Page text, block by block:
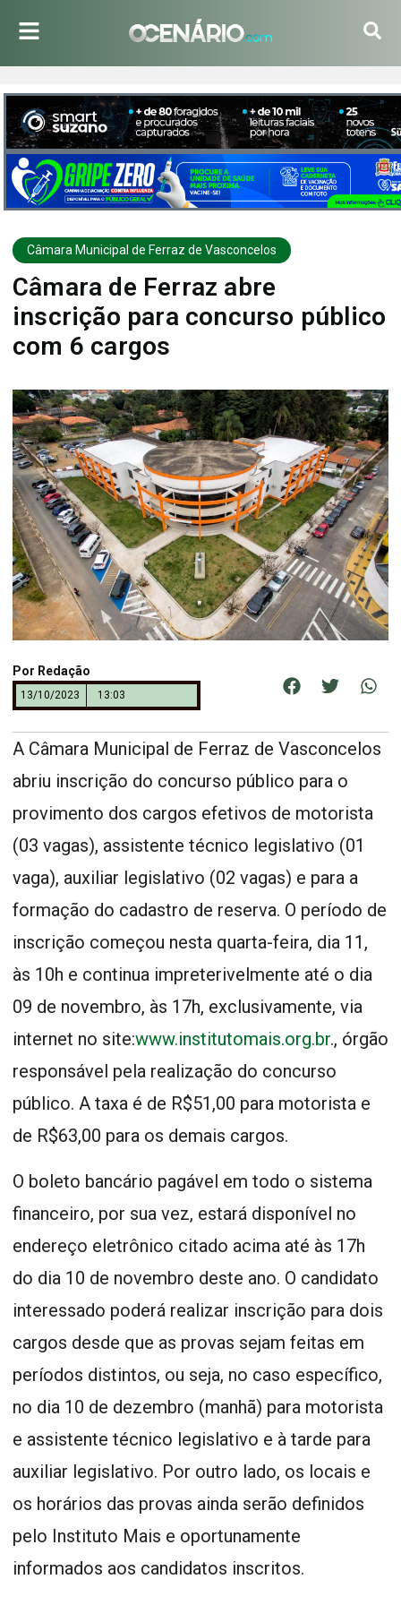
Câmara Municipal de Ferraz de Vasconcelos
Câmara de Ferraz abre
inscrição para concurso público
com 6 cargos
Por Redação
13/10/2023 13:03
A Câmara Municipal de Ferraz de Vasconcelos
abriu inscrição do concurso público para o
provimento dos cargos efetivos de motorista
(03 vagas), assistente técnico legislativo (01
vaga), auxiliar legislativo (02 vagas) e para a
formação do cadastro de reserva. O período de
inscrição começou nesta quarta-feira, dia 11,
às 10h e continua impreterivelmente até o dia
09 de novembro, às 17h, exclusivamente, via
internet no site:www.institutomais.org.br., órgão
responsável pela realização do concurso
público. A taxa é de R$51,00 para motorista e
de R$63,00 para os demais cargos.
O boleto bancário pagável em todo o sistema
financeiro, por sua vez, estará disponível no
endereço eletrônico citado acima até às 17h
do dia 10 de novembro deste ano. O candidato
interessado poderá realizar inscrição para dois
cargos desde que as provas sejam feitas em
períodos distintos, ou seja, no caso específico,
no dia 10 de dezembro (manhã) para motorista
e assistente técnico legislativo e à tarde para
auxiliar legislativo. Por outro lado, os locais e
os horários das provas ainda serão definidos
pelo Instituto Mais e oportunamente
informados aos candidatos inscritos.